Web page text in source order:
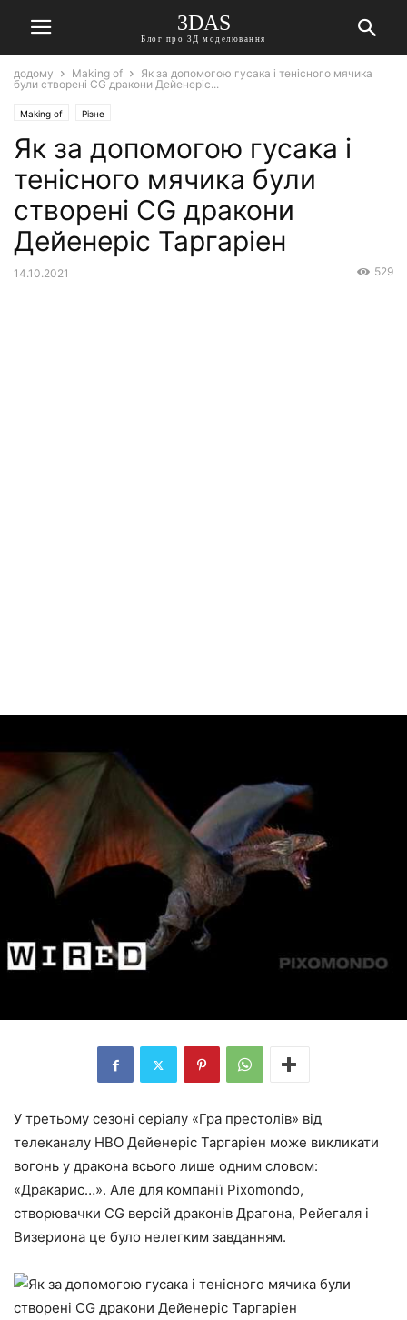
3DAS
Блог про 3Д моделювання
додому Making of
Як за допомогою гусака і тенісного мячика
були створені CG дракони Дейенеріс...
Making of Різне
Як за допомогою гусака і
тенісного мячика були
створені CG дракони
Дейенеріс Таргаріен
14.10.2021 529
У третьому сезоні серіалу «Гра престолів» від
телеканалу HBO Дейенеріс Таргаріен може викликати
вогонь у дракона всього лише одним словом:
«Дракарис…». Але для компанії Pixomondo,
створювачки СG версій драконів Драгона, Рейегаля і
Визериона це було нелегким завданням.